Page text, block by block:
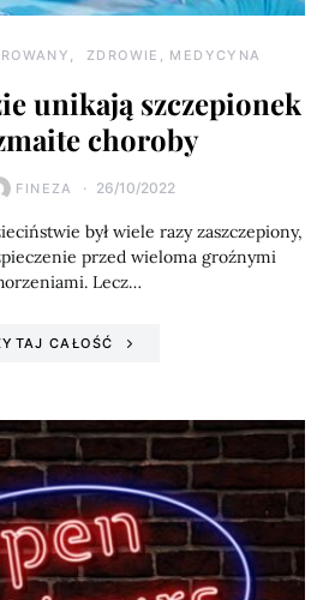
ZDROWIE, MEDYCYNA
unikają szczepionek
choroby
FINEZA 26/10/2022
był wiele razy zaszczepiony,
przed wieloma groźnymi
Lecz…
CAŁOŚĆ